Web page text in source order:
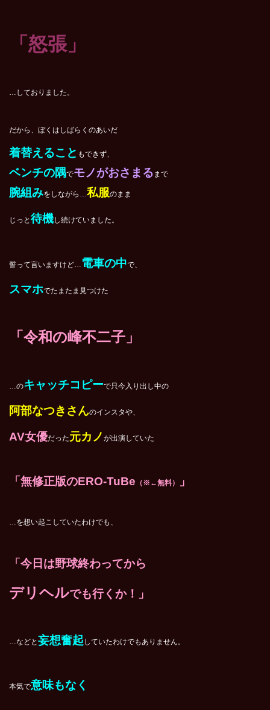
「怒張」
…しておりました。
だから、ぼくはしばらくのあいだ
着替えること もできず、
ベンチの隅でモノがおさまる まで
腕組みをしながら…私服のまま
じっと待機し続けていました。
誓って言いますけど… 電車の中で、
スマホでたまたま見つけた
「令和の峰不二子」
…のキャッチコピーで只今入り出し中の
阿部なつきさんのインスタや、
AV女優だった元カノ が出演していた
「 無修正版のERO-TuBe （※←無料） 」
…を想い起こしていたわけでも、
「今日は野球終わってから
デリヘルでも行くか！」
…などと妄想奮起 していたわけでもありません。
本気で意味もなく